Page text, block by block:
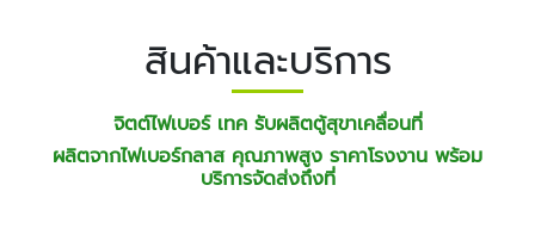
สินค้าและบริการ
จิตต์ไฟเบอร์ เทค รับผลิตตู้สุขาเคลื่อนที่
ผลิตจากไฟเบอร์กลาส คุณภาพสูง ราคาโรงงาน พร้อม
บริการจัดส่งถึงที่